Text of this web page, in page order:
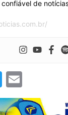
de
T
w
itt
E
m
ai